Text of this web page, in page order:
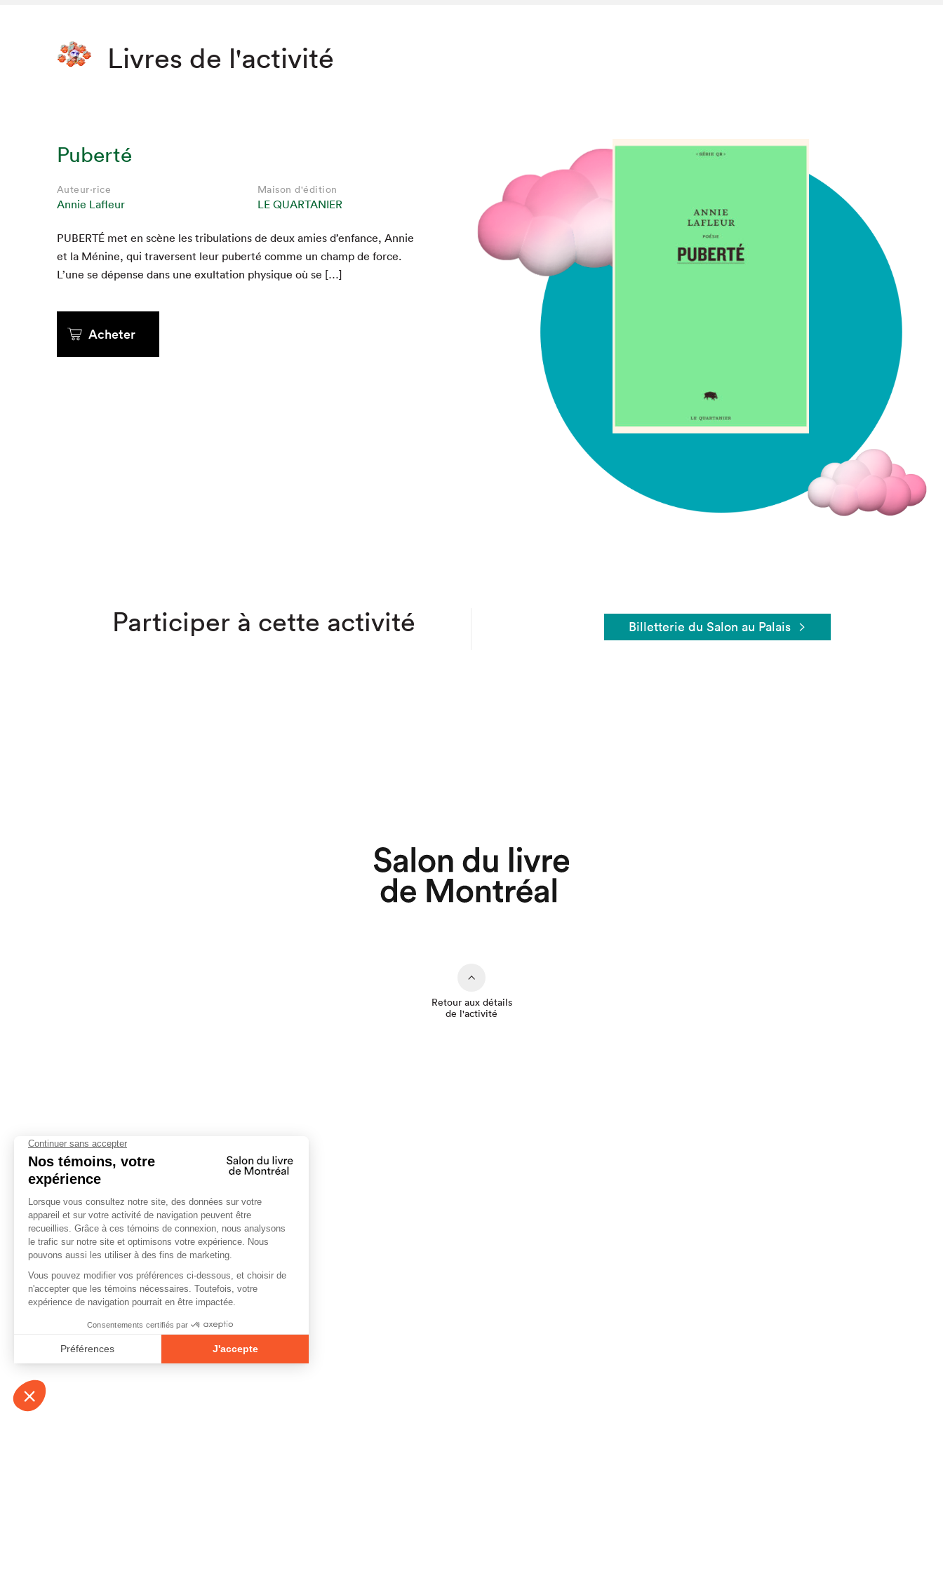
Livres de l'activité
Puberté
Auteur·rice
Annie Lafleur
Maison d'édition
LE QUARTANIER
PUBERTÉmet en scène les tribu­la­tions de deux amies d’enfance, Annie
et la Ménine, qui tra­versent leur puberté comme un champ de force.
L’une se dépense dans une exul­ta­tion physique où se […]
Acheter
Participer à cette activité Billetterie du Salon au Palais
Retour aux détails
de l'activité